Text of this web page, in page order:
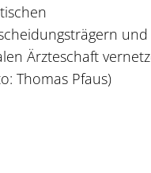
Ärzteschaft
Thomas Pfaus)